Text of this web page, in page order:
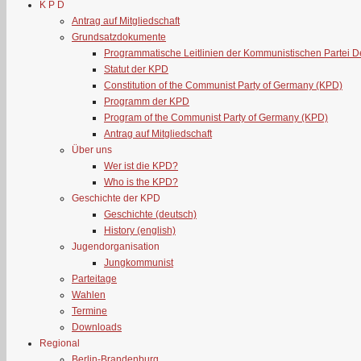
K P D
Antrag auf Mitgliedschaft
Grundsatzdokumente
Programmatische Leitlinien der Kommunistischen Partei
Statut der KPD
Constitution of the Communist Party of Germany (KPD)
Programm der KPD
Program of the Communist Party of Germany (KPD)
Antrag auf Mitgliedschaft
Über uns
Wer ist die KPD?
Who is the KPD?
Geschichte der KPD
Geschichte (deutsch)
History (english)
Jugendorganisation
Jungkommunist
Parteitage
Wahlen
Termine
Downloads
Regional